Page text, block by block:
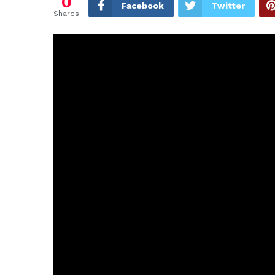
Shares
Facebook Twitter